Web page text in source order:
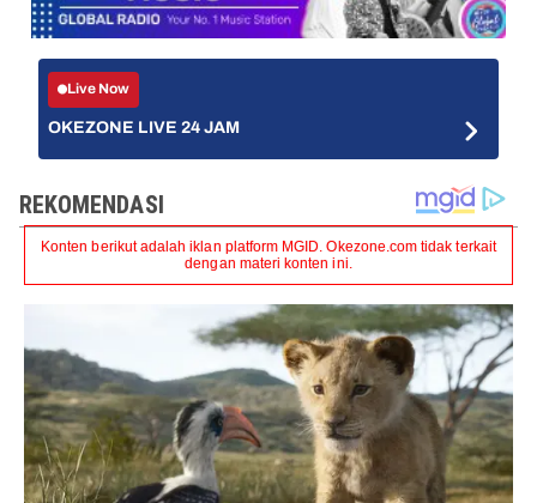
Live Now
OKEZONE LIVE 24 JAM